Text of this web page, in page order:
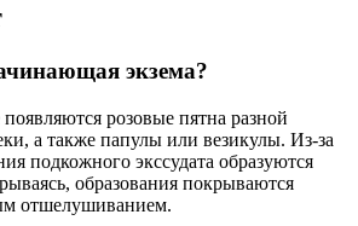
экзема?
розовые пятна разной
а также папулы или везикулы. Из-за
подкожного экссудата образуются
образования покрываются
отшелушиванием.